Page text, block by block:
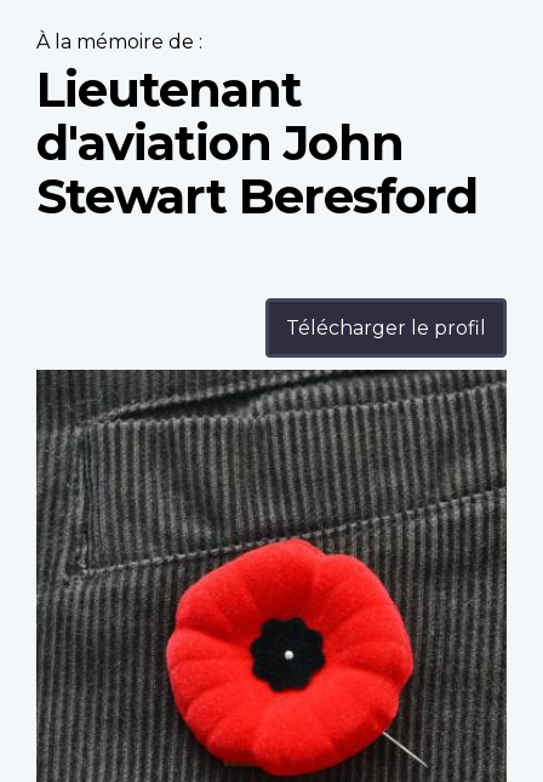
À la mémoire de :
Lieutenant
d'aviation John
Stewart Beresford
Télécharger le profil
Profile
image